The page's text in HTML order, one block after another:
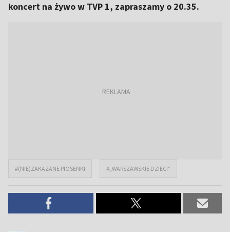
koncert na żywo w TVP 1, zapraszamy o 20.35.
#(NIE)ZAKAZANE PIOSENKI #„WARSZAWSKIE DZIECI”